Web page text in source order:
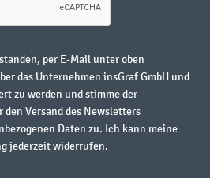
per E-Mail unter oben
das Unternehmen insGraf GmbH und
zu werden und stimme der
Versand des Newsletters
Daten zu. Ich kann meine
jederzeit widerrufen.